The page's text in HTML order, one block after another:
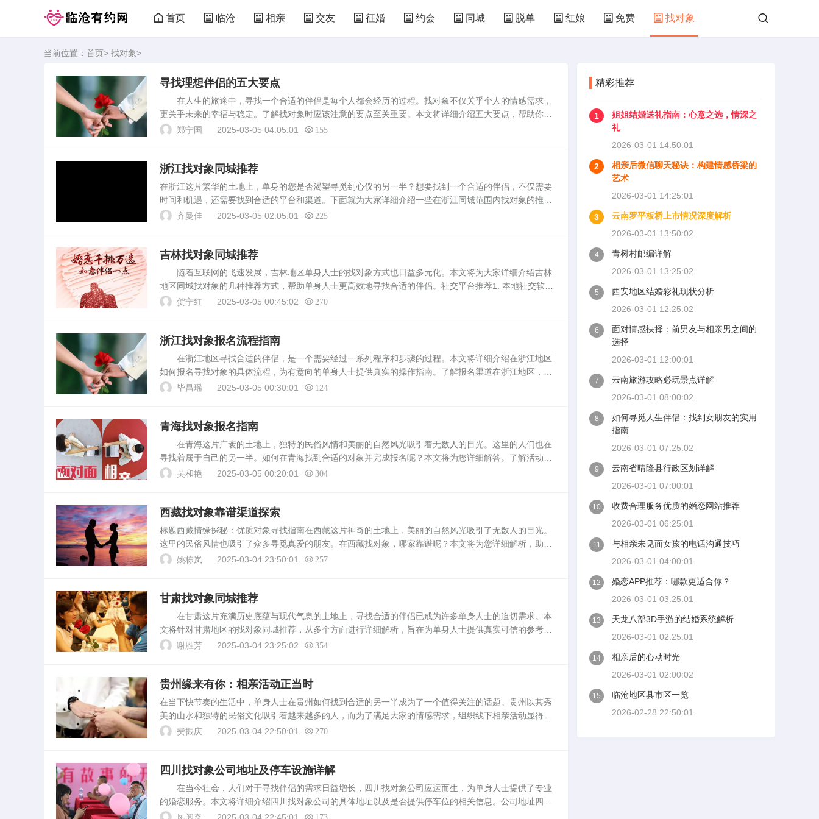
首页 临沧 相亲 交友 征婚 约会 同城 脱单 红娘 免费 找对象
当前位置： 首页> 找对象>
寻找理想伴侣的五大要点
在人生的旅途中，寻找一个合适的伴侣是每个人都会经历的过程。找对象不仅关乎个人的情感需求，
更关乎未来的幸福与稳定。了解找对象时应该注意的要点至关重要。本文将详细介绍五大要点，帮助你更
好地寻找理想伴侣。诚信与真实1. 诚信是建立任何关系的基础。在寻找对象时，双方应保持诚实，不隐瞒
郑宁国 2025-03-05 04:05:01 155
浙江找对象同城推荐
在浙江这片繁华的土地上，单身的您是否渴望寻觅到心仪的另一半？想要找到一个合适的伴侣，不仅需要
时间和机遇，还需要找到合适的平台和渠道。下面就为大家详细介绍一些在浙江同城范围内找对象的推荐
方式，希望能为大家的爱情之旅带来一丝曙光。知己知彼，了解自己在开始寻找之前，首先要了解自己。
齐曼佳 2025-03-05 02:05:01 225
吉林找对象同城推荐
随着互联网的飞速发展，吉林地区单身人士的找对象方式也日益多元化。本文将为大家详细介绍吉林
地区同城找对象的几种推荐方式，帮助单身人士更高效地寻找合适的伴侣。社交平台推荐1. 本地社交软
件：如今，各类社交软件如陌陌、探探等在吉林地区广受欢迎。这些平台汇聚了大量单身人士，通过填写
贺宁红 2025-03-05 00:45:02 270
浙江找对象报名流程指南
在浙江地区寻找合适的伴侣，是一个需要经过一系列程序和步骤的过程。本文将详细介绍在浙江地区
如何报名寻找对象的具体流程，为有意向的单身人士提供真实的操作指南。了解报名渠道在浙江地区，寻
找对象的报名渠道主要分为线上和线下两种方式。1. 线上报名： （1）专业婚恋网站：通过专业婚恋
毕昌瑶 2025-03-05 00:30:01 124
青海找对象报名指南
在青海这片广袤的土地上，独特的民俗风情和美丽的自然风光吸引着无数人的目光。这里的人们也在
寻找着属于自己的另一半。如何在青海找到合适的对象并完成报名呢？本文将为您详细解答。了解活动背
景与目的在青海找对象的活动通常是由当地的婚恋机构或者社区组织发起的，旨在为单身人士提供一个相
吴和艳 2025-03-05 00:20:01 304
西藏找对象靠谱渠道探索
标题西藏情缘探秘：优质对象寻找指南在西藏这片神奇的土地上，美丽的自然风光吸引了无数人的目光。
这里的民俗风情也吸引了众多寻觅真爱的朋友。在西藏找对象，哪家靠谱呢？本文将为您详细解析，助您
在高原上寻得良缘。了解当地婚恋市场在西藏，由于地域特殊性，当地婚恋市场相对封闭但充满活力。随
姚栋岚 2025-03-04 23:50:01 257
甘肃找对象同城推荐
在甘肃这片充满历史底蕴与现代气息的土地上，寻找合适的伴侣已成为许多单身人士的迫切需求。本
文将针对甘肃地区的找对象同城推荐，从多个方面进行详细解析，旨在为单身人士提供真实可信的参考信
息。甘肃找对象同城推荐的重要性随着社会的发展，越来越多的人选择在同城寻找合适的伴侣。甘肃作为
谢胜芳 2025-03-04 23:25:02 354
贵州缘来有你：相亲活动正当时
在当下快节奏的生活中，单身人士在贵州如何找到合适的另一半成为了一个值得关注的话题。贵州以其秀
美的山水和独特的民俗文化吸引着越来越多的人，而为了满足大家的情感需求，组织线下相亲活动显得尤
为重要。组织线下相亲活动的必要性贵州作为一个多民族聚居的地区，有着丰富的文化底蕴和独特的地域
费振庆 2025-03-04 22:50:01 270
四川找对象公司地址及停车设施详解
在当今社会，人们对于寻找伴侣的需求日益增长，四川找对象公司应运而生，为单身人士提供了专业
的婚恋服务。本文将详细介绍四川找对象公司的具体地址以及是否提供停车位的相关信息。公司地址四川
找对象公司的具体地址位于四川省成都市XX区XX街道XX号。该地址交通便利，方便客户前来咨询和办理
173
精彩推荐
1
姐姐结婚送礼指南：心意之选，情深之
礼
2026-03-01 14:50:01
2
相亲后微信聊天秘诀：构建情感桥梁的
艺术
2026-03-01 14:25:01
3
云南罗平板桥上市情况深度解析
2026-03-01 13:50:02
4
青树村邮编详解
2026-03-01 13:25:02
5
西安地区结婚彩礼现状分析
2026-03-01 12:25:02
6
面对情感抉择：前男友与相亲男之间的
选择
2026-03-01 12:00:01
7
云南旅游攻略必玩景点详解
2026-03-01 08:00:02
8
如何寻觅人生伴侣：找到女朋友的实用
指南
2026-03-01 07:25:02
9
云南省晴隆县行政区划详解
2026-03-01 07:00:01
10
收费合理服务优质的婚恋网站推荐
2026-03-01 06:25:01
11
与相亲未见面女孩的电话沟通技巧
2026-03-01 04:00:01
12
婚恋APP推荐：哪款更适合你？
2026-03-01 03:25:01
13
天龙八部3D手游的结婚系统解析
2026-03-01 02:25:01
14
相亲后的心动时光
2026-03-01 02:00:02
15
临沧地区县市区一览
2026-02-28 22:50:01